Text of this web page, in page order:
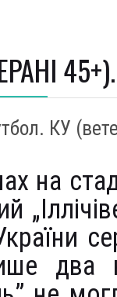
45+).
КУ
на
два